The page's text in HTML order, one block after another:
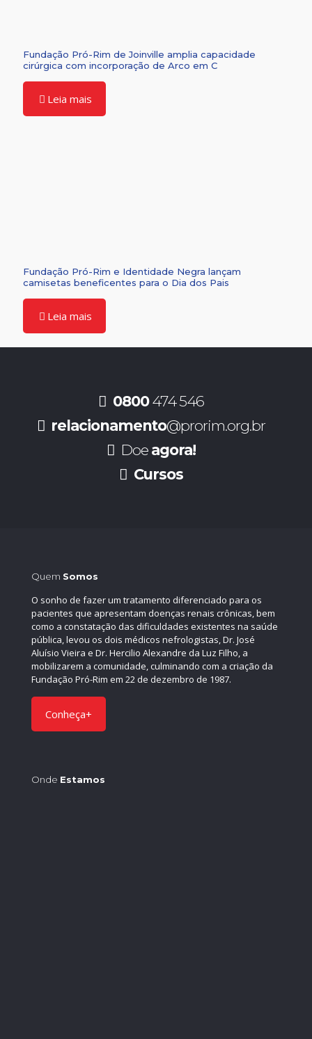
Fundação Pró-Rim de Joinville amplia capacidade
cirúrgica com incorporação de Arco em C
Leia mais
Fundação Pró-Rim e Identidade Negra lançam
camisetas beneficentes para o Dia dos Pais
Leia mais
0800474 546
relacionamento@prorim.org.br
Doe agora!
Cursos
Quem Somos
O sonho de fazer um tratamento diferenciado para os
pacientes que apresentam doenças renais crônicas, bem
como a constatação das dificuldades existentes na saúde
pública, levou os dois médicos nefrologistas, Dr. José
Aluísio Vieira e Dr. Hercilio Alexandre da Luz Filho, a
mobilizarem a comunidade, culminando com a criação da
Fundação Pró-Rim em 22 de dezembro de 1987.
Conheça+
Onde Estamos